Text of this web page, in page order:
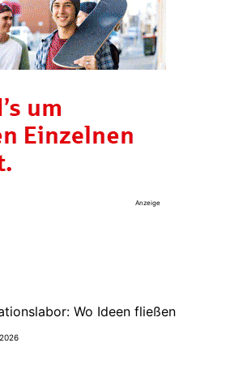
Anzeige
Wo Ideen fließen